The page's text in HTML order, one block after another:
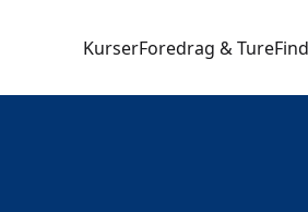
KurserForedrag & Ture